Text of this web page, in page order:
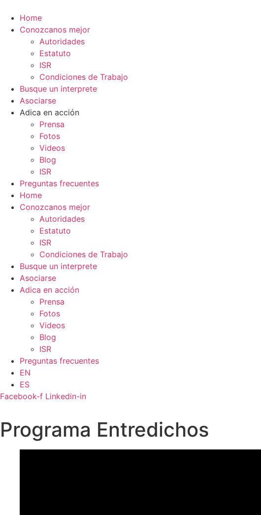
contenido
Home
Conozcanos mejor
Autoridades
Estatuto
ISR
Condiciones de Trabajo
Busque un interprete
Asociarse
Adica en acción
Prensa
Fotos
Videos
Blog
ISR
Preguntas frecuentes
Home
Conozcanos mejor
Autoridades
Estatuto
ISR
Condiciones de Trabajo
Busque un interprete
Asociarse
Adica en acción
Prensa
Fotos
Videos
Blog
ISR
Preguntas frecuentes
EN
ES
Facebook-f Linkedin-in
Programa Entredichos